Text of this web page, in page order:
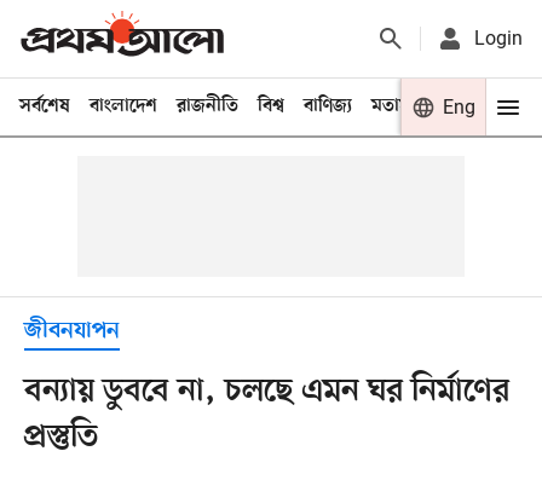
Login
সর্বশেষ বাংলাদেশ রাজনীতি বিশ্ব বাণিজ্য মতামত খেলা
Eng
জীবনযাপন
বন্যায় ডুববে না, চলছে এমন ঘর নির্মাণের
প্রস্তুতি